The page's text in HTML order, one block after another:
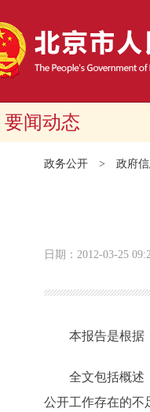
要闻动态
政务公开 > 政府
日期：2012-03-25
本报告是根据《
全文包括概述，
公开工作存在的不